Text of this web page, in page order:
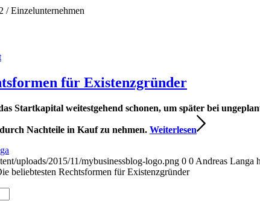
2 / Einzelunternehmen
für Existenzgründer
Startkapital weitestgehend schonen, um später bei
Nachteile in Kauf zu nehmen. Weiterlesen
uploads/2015/11/mybusinessblog-logo.png 0 0 Andreas Langa
beliebtesten Rechtsformen für Existenzgründer